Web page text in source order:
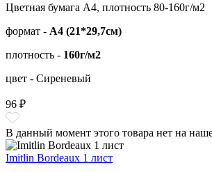
Цветная бумага А4, плотность 80-160г/м2
формат - А4 (21*29,7см)
плотность - 160г/м2
цвет - Сиреневый
96 ₽
В данный момент этого товара нет на
Imitlin Bordeaux 1 лист